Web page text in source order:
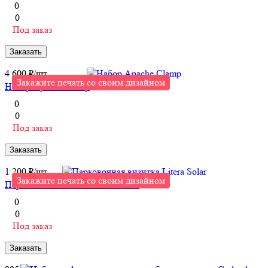
0
0
Под заказ
Заказать
Закажите печать со своим дизайном
4 600 ₽/шт
Набор Apache Clamp
0
0
Под заказ
Заказать
Закажите печать со своим дизайном
1 200 ₽/шт
Парковочная визитка Litera Solar
0
0
Под заказ
Заказать